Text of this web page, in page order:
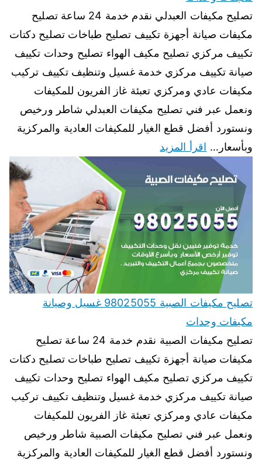
تصليح مكيفات العبدلي نقدم خدمة 24 ساعة تصليح
مكيفات صيانة أجهزة تكييف تصليح طباخات تصليح دكتات
تكييف مركزي تصليح مكيف الهواء تصليح وحدات تكييف
صيانة تكييف مركزي خدمة غسيل وتنظيف تكييف تركيب
مكيفات عادي ومركزي تعبئة غاز الفريون للمكيفات
ونعمل عبر فني تصليح مكيفات العبدلي شاطر ورخيص
ونستورد أفضل قطع الغيار للمكيفات العادية والمركزية
وبأسعار… اقرأ المزيد
تصليح مكيفات الصبية 98025055 غسيل وصيانة
مكيفات وحدات
تصليح مكيفات الصبية نقدم خدمة 24 ساعة تصليح
مكيفات صيانة أجهزة تكييف تصليح طباخات تصليح دكتات
تكييف مركزي تصليح مكيف الهواء تصليح وحدات تكييف
صيانة تكييف مركزي خدمة غسيل وتنظيف تكييف تركيب
مكيفات عادي ومركزي تعبئة غاز الفريون للمكيفات
ونعمل عبر فني تصليح مكيفات الصبية شاطر ورخيص
ونستورد أفضل قطع الغيار للمكيفات العادية والمركزية